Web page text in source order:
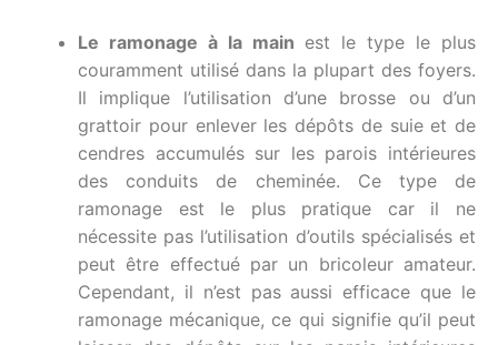
Le ramonage à la main est le type le plus
couramment utilisé dans la plupart des foyers.
Il implique l’utilisation d’une brosse ou d’un
grattoir pour enlever les dépôts de suie et de
cendres accumulés sur les parois intérieures
des conduits de cheminée. Ce type de
ramonage est le plus pratique car il ne
nécessite pas l’utilisation d’outils spécialisés et
peut être effectué par un bricoleur amateur.
Cependant, il n’est pas aussi efficace que le
ramonage mécanique, ce qui signifie qu’il peut